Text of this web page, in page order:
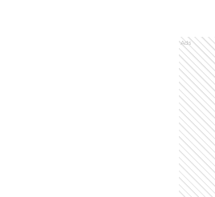
Ads